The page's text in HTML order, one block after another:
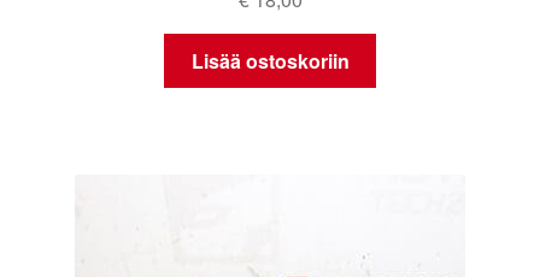
Lisää ostoskoriin